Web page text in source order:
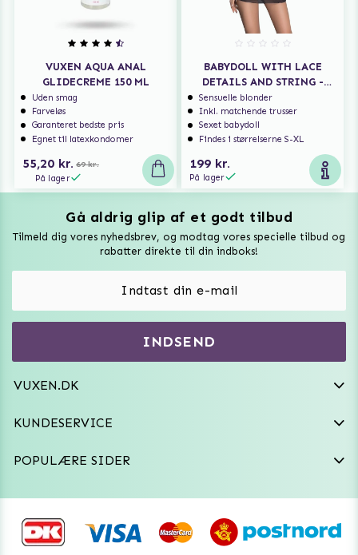
VUXEN AQUA ANAL
GLIDECREME 150 ML
Uden smag
Farveløs
Garanteret bedste pris
Egnet til latexkondomer
55,20 kr. 69 kr.
På lager
BABYDOLL WITH LACE
DETAILS AND STRING -
BLACK
Sensuelle blonder
Inkl. matchende trusser
Sexet babydoll
Findes i størrelserne S-XL
199 kr.
På lager
Gå aldrig glip af et godt tilbud
Tilmeld dig vores nyhedsbrev, og modtag vores specielle tilbud og
rabatter direkte til din indboks!
INDSEND
VUXEN.DK
VAT: SE556744520901
kundeservice@vuxen.dk
KUNDESERVICE
Fortryd aftale
POPULÆRE SIDER
Vuxen Magazine
Vibratorer
Frækt undertøj